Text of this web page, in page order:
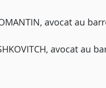
avocat au
avocat au